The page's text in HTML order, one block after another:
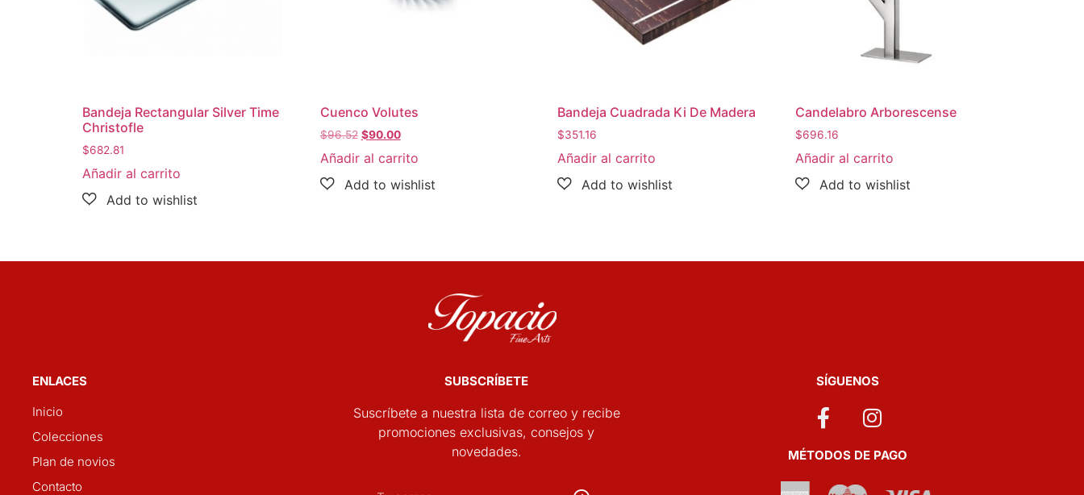
Bandeja Rectangular Silver Time
Christofle
$682.81
Añadir al carrito
Cuenco Volutes
$96.52 $90.00
Añadir al carrito
Bandeja Cuadrada Ki De Madera
$351.16
Añadir al carrito
Candelabro Arborescense
$696.16
Añadir al carrito
ENLACES
Inicio
Colecciones
Plan de novios
Contacto
SUBSCRÍBETE
Suscríbete a nuestra lista de correo y recibe
promociones exclusivas, consejos y
novedades.
SÍGUENOS
MÉTODOS DE PAGO